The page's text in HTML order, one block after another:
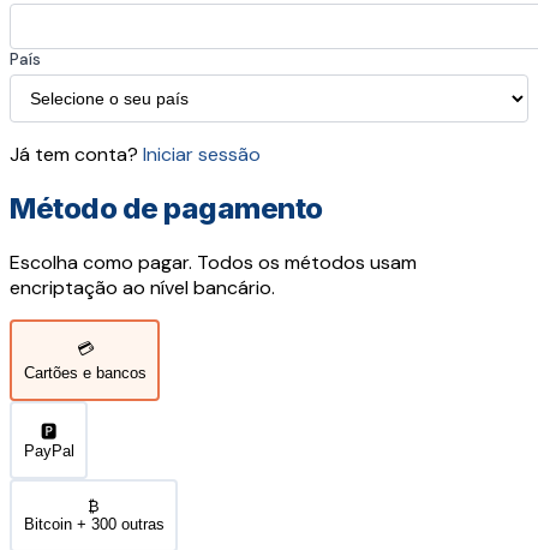
País
Já tem conta? Iniciar sessão
Método de pagamento
Escolha como pagar. Todos os métodos usam
encriptação ao nível bancário.
💳
Cartões e bancos
🅿️
PayPal
₿
Bitcoin + 300 outras